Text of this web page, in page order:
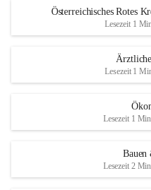
Österreichisches Rotes
Lesezeit 1
Lesezeit 1
Lesezeit 1
Bauen
Lesezeit 2